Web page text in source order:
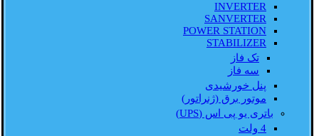
INVERTER
SANVERTER
POWER STATION
STABILIZER
تک فاز
سه فاز
پنل خورشیدی
موتور برق (ژنراتور)
باتری یو پی اس (UPS)
4 ولت